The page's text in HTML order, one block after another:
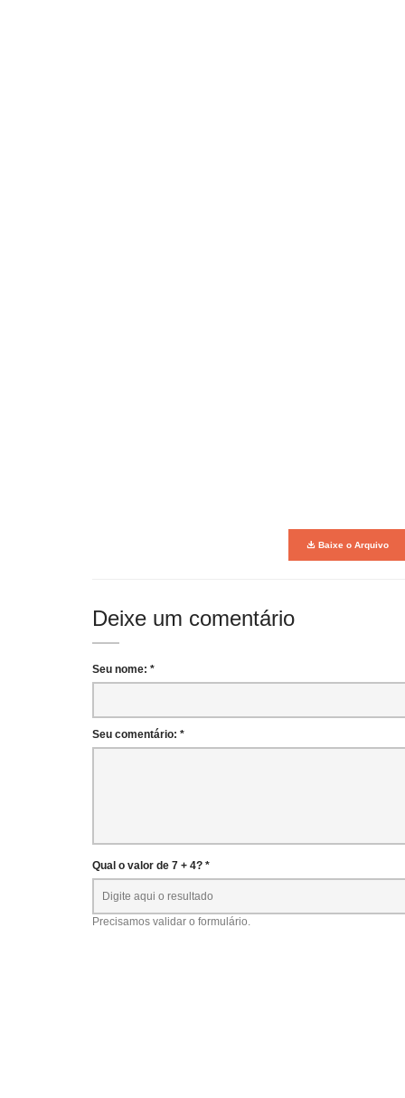
Baixe o Arquivo
Deixe um comentário
Seu nome: *
Seu comentário: *
Qual o valor de 7 + 4? *
Precisamos validar o formulário.